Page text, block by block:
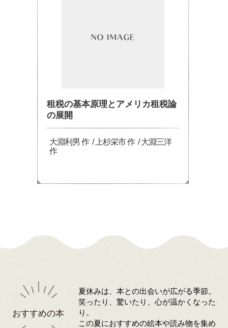
租税の基本原理とアメリカ租税論
の展開
大淵利男 作 / 上杉栄市 作 / 大淵三洋
作
おすすめの本
夏休みは、本との出会いが広がる季節。
笑ったり、驚いたり、心が温かくなった
り。
この夏におすすめの絵本や読み物を集め